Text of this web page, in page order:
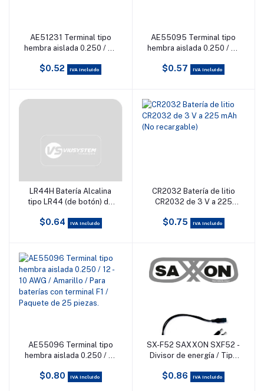
Añadir al carrito
AE51231 Terminal tipo
hembra aislada 0.250 / 22
baterías con teminal F1 /
$0.52 IVA incluido
Añadir al carrito
AE55095 Terminal tipo
hembra aislada 0.250 / 16
baterías con terminal F1 /
$0.57 IVA incluido
Añadir al carrito
LR44H Batería Alcalina
tipo LR44 (de botón) de
$0.64 IVA incluido
Añadir al carrito
CR2032 Batería de litio
CR2032 de 3 V a 225
$0.75 IVA incluido
Añadir al carrito
AE55096 Terminal tipo
hembra aislada 0.250 / 12
baterías con terminal F1 /
$0.80 IVA incluido
Añadir al carrito
SX-F52 SAXXON SXF52 -
Divisor de energía / Tipo
hembra / 2 Conectores
$0.86 IVA incluido